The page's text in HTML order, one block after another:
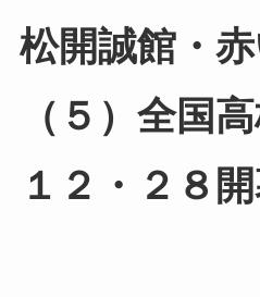
松開誠館・
（５）全国
１２・２８